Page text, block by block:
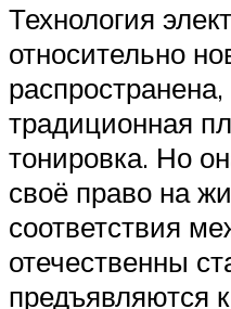
Технология
относительно
традиционная
тонировка. Но
своё право на
соответствия
отечественны
предъявляются